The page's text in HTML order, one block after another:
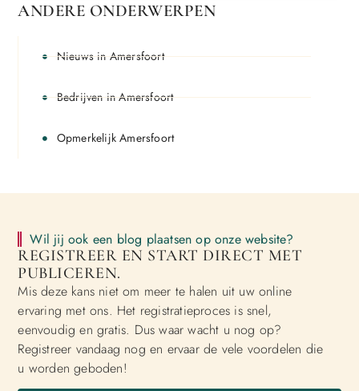
ANDERE ONDERWERPEN
Nieuws in Amersfoort
Bedrijven in Amersfoort
Opmerkelijk Amersfoort
Wil jij ook een blog plaatsen op onze website?
REGISTREER EN START DIRECT MET
PUBLICEREN.
Mis deze kans niet om meer te halen uit uw online
ervaring met ons. Het registratieproces is snel,
eenvoudig en gratis. Dus waar wacht u nog op?
Registreer vandaag nog en ervaar de vele voordelen die
u worden geboden!